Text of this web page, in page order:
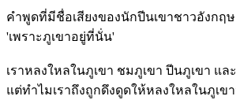
คำพูดที่มีชื่อเสียงของนักปีนเขาชาวอังกฤษ
'เพราะภูเขาอยู่ที่นั่น'
เราหลงใหลในภูเขา ชมภูเขา ปีนภูเขา แล
แต่ทำไมเราถึงถูกดึงดูดให้หลงใหลในภูเข